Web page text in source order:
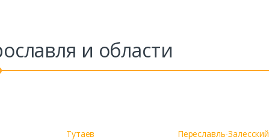
и области
Тутаев Переславль-Залесский